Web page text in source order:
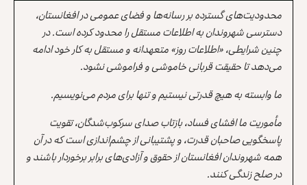
محدودیت‌های گسترده بر رسانه‌ها و فضای عمومی در افغانستان،
دسترسی شهروندان به اطلاعات مستقل را محدود کرده است. در
چنین شرایطی، «اطلاعات روز» متعهدانه و مستقل به کار خود ادامه
می‌دهد تا حقیقت قربانی خاموشی و فراموشی نشود.
ما وابسته به هیچ قدرتی نیستیم و تنها برای مردم می‌نویسیم.
مأموریت ما افشای فساد، بازتاب صدای سرکوب‌شدگان، تقویت
پاسخگویی صاحبان قدرت، و پشتیبانی از چشم‌اندازی است که در آن
همه شهروندان افغانستان از حقوق و آزادی‌های برابر برخوردار باشند و
در صلح زندگی کنند.